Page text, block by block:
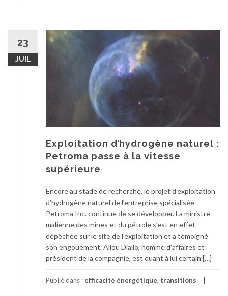
23
JUIL
Exploitation d’hydrogène naturel :
Petroma passe à la vitesse
supérieure
Encore au stade de recherche, le projet d’exploitation
d’hydrogène naturel de l’entreprise spécialisée
Petroma Inc. continue de se développer. La ministre
malienne des mines et du pétrole s’est en effet
dépêchée sur le site de l’exploitation et a témoigné
son engouement. Aliou Diallo, homme d’affaires et
président de la compagnie, est quant à lui certain […]
Publié dans : efficacité énergétique, transitions